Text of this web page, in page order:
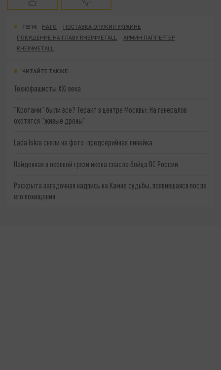
ТЕГИ: НАТО
ПОСТАВКА ОРУЖИЯ УКРАИНЕ
ПОКУШЕНИЕ НА ГЛАВУ RHEINMETALL
АРМИН ПАППЕРГЕР
RHEINMETALL
ЧИТАЙТЕ ТАКЖЕ:
Технофашисты XXI века
"Кротами" были все? Теракт в центре Москвы: На генералов
охотятся "живые дроны"
Lada Iskra сняли на фото: предсерийная линейка
Найденная в окопной грязи икона спасла бойца ВС России
Раскрыта загадочная надпись на Камне судьбы, появившаяся после
его похищения